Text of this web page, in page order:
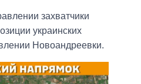
захватчики
украинских
Новоандреевки.